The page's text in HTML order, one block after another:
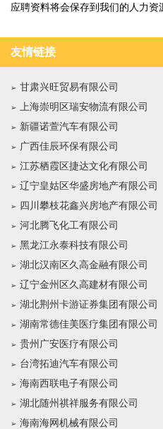
应聘资料将会保存到我们的人力资
友情链接
甘肃兴旺贸易有限公司
上海崇明区瑞安物流有限公司
新疆诺萱汽车有限公司
广西佳辰环保有限公司
江苏栖霞区捷达文化有限公司
辽宁皇姑区华盛房地产有限公司
四川攀枝花鑫兴房地产有限公司
河北腾飞化工有限公司
黑龙江永泰科技有限公司
湖北汉南区久高金融有限公司
辽宁金州区久高建材有限公司
湖北荆州卡游证券集团有限公司
湖南常德佳美医疗集团有限公司
贵州广安医疗有限公司
台湾拓迪汽车有限公司
海南西联电子有限公司
湖北随州祺祥服务有限公司
海南海网机械有限公司